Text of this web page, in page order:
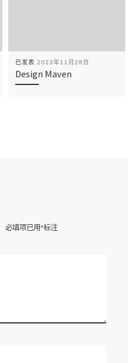
已发表 2023年11月28日
Design Maven
必填项已用*标注